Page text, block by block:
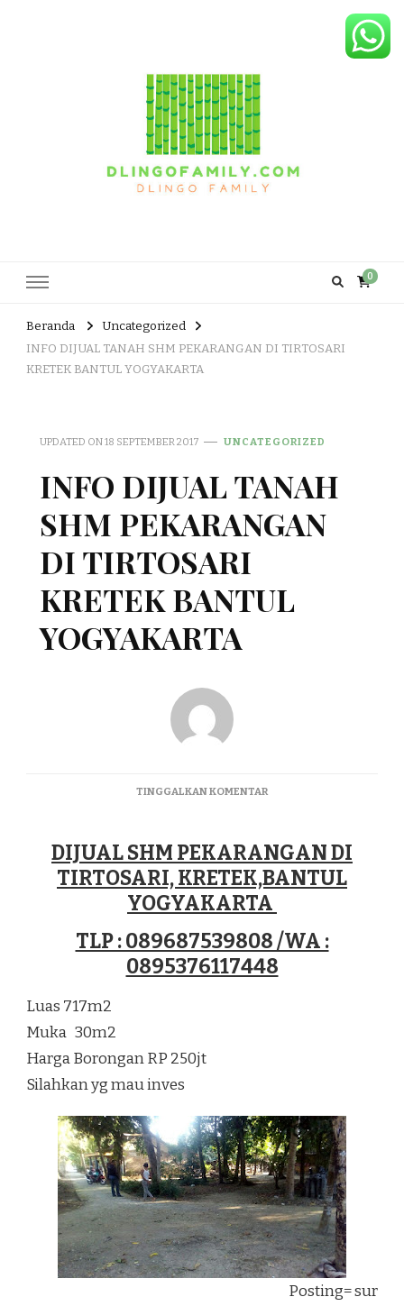
0
Beranda
Uncategorized
INFO DIJUAL TANAH SHM PEKARANGAN DI TIRTOSARI
KRETEK BANTUL YOGYAKARTA
UPDATED ON18 SEPTEMBER 2017 UNCATEGORIZED
INFO DIJUAL TANAH
SHM PEKARANGAN
DI TIRTOSARI
KRETEK BANTUL
YOGYAKARTA
TINGGALKAN KOMENTARPADA
SHM
PEKARANGAN
DI
TIRTOSARI
BANTUL
YOGYAKARTA
DIJUAL SHM PEKARANGAN DI
TIRTOSARI, KRETEK,BANTUL
YOGYAKARTA
TLP : 089687539808 /WA :
0895376117448
Luas 717m2
Muka 30m2
Harga Borongan RP 250jt
Silahkan yg mau inves
Posting= sur